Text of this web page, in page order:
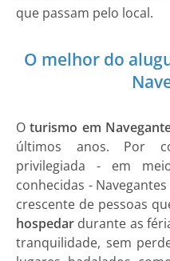
que passam pelo local.
O melhor do
Oturismo em
últimos anos. Por
privilegiada - em
conhecidas -
crescente de pessoas
hospedar durante as
tranquilidade, sem